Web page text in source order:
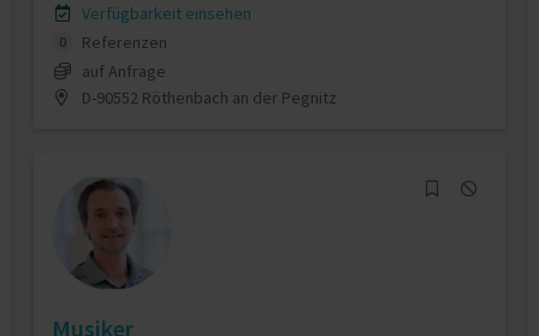
Verfügbarkeit einsehen
0
Referenzen
auf Anfrage
D-90552 Röthenbach an der Pegnitz
Musiker